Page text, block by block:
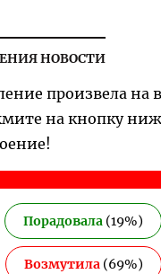
НОВОСТИ
произвела на
на кнопку
Порадовала (19%)
Возмутила(69%)